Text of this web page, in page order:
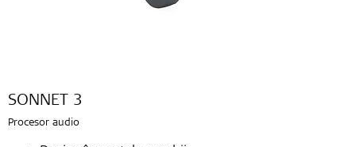
SONNET 3
Procesor audio